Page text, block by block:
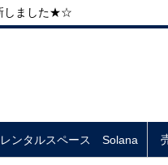
しました★☆
レンタルスペース Solana